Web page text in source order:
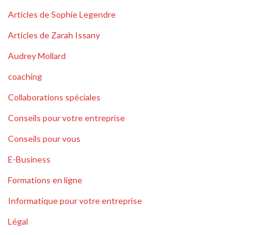
Articles de Sophie Legendre
Articles de Zarah Issany
Audrey Mollard
coaching
Collaborations spéciales
Conseils pour votre entreprise
Conseils pour vous
E-Business
Formations en ligne
Informatique pour votre entreprise
Légal